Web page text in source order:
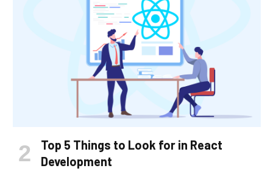
Top 5 Things to Look for in React
Development